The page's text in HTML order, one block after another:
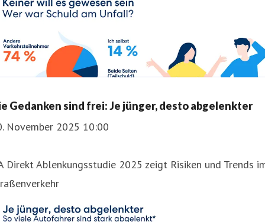
Gedanken sind frei: Je jünger, desto abgelenkter
November 2025 10:00
Direkt Ablenkungsstudie 2025 zeigt Risiken und Trends